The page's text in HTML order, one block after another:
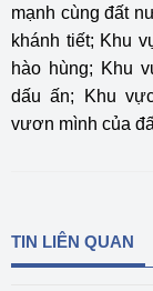
mạnh cùng đất
khánh tiết; Khu
hào hùng; Khu
dấu ấn; Khu
vươn mình của
TIN LIÊN QUAN